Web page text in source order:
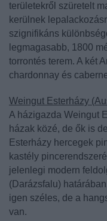
területekről szüretelt
kerülnek
szignifikáns
legmagasabb, 1800
torrontés terem. A két
chardonnay és
Weingut Esterházy
A házigazda Weingut
házak közé, de ők is
Esterházy hercegek
kastély
jelenlegi modern
(Darázsfalu)
igen széles, de a
van.